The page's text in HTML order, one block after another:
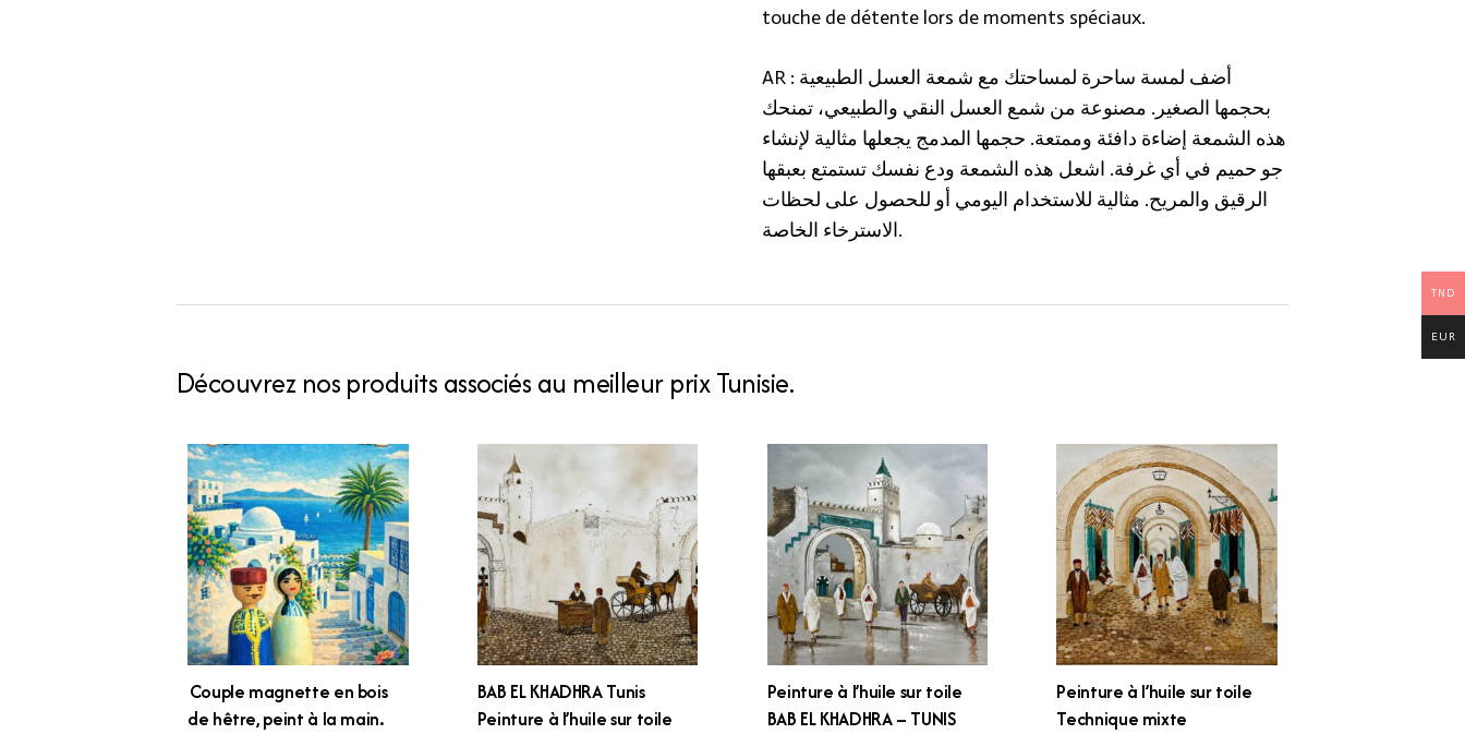
touche de détente lors de moments spéciaux.
AR : أضف لمسة ساحرة لمساحتك مع شمعة العسل الطبيعية
بحجمها الصغير. مصنوعة من شمع العسل النقي والطبيعي، تمنحك
هذه الشمعة إضاءة دافئة وممتعة. حجمها المدمج يجعلها مثالية لإنشاء
جو حميم في أي غرفة. اشعل هذه الشمعة ودع نفسك تستمتع بعبقها
الرقيق والمريح. مثالية للاستخدام اليومي أو للحصول على لحظات
الاسترخاء الخاصة.
Découvrez nos produits associés au meilleur prix Tunisie.
Couple magnette en bois
de hêtre, peint à la main.
BAB EL KHADHRA Tunis
Peinture à l’huile sur toile
Peinture à l’huile sur toile
BAB EL KHADHRA – TUNIS
Peinture à l’huile sur toile
Technique mixte
TND
EUR